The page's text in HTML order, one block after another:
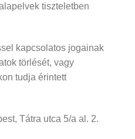
tiszteletben
kapcsolatos jogainak
törlését, vagy
tudja érintett
Tátra utca 5/a al. 2.